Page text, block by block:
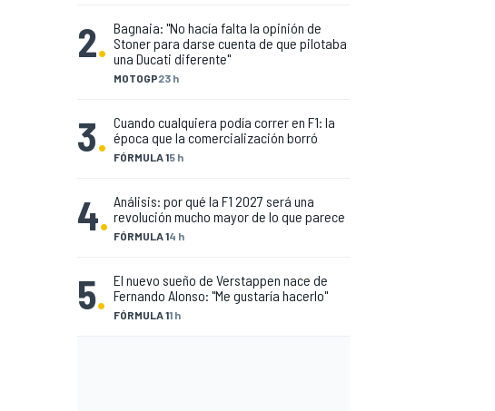
2.
MOTOGP23 h
Bagnaia: "No hacía falta la opinión de
Stoner para darse cuenta de que pilotaba
una Ducati diferente"
3. FÓRMULA 15 h
Cuando cualquiera podía correr en F1: la
época que la comercialización borró
4. FÓRMULA 14 h
Análisis: por qué la F1 2027 será una
revolución mucho mayor de lo que parece
5. FÓRMULA 11 h
El nuevo sueño de Verstappen nace de
Fernando Alonso: "Me gustaría hacerlo"